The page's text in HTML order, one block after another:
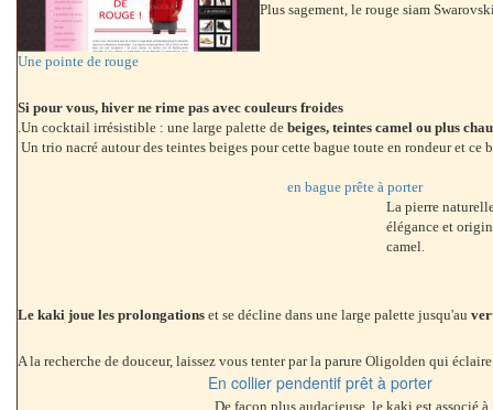
Une pointe de rouge
Plus sagement, le rouge siam
Si pour vous, hiver ne rime pas avec couleurs froides
.Un cocktail irrésistible : une large palette de beiges, teintes camel ou plus
Un trio nacré autour des teintes beiges pour cette bague toute en rondeur et ce
en bague prête à porter
La pierre
élégance et
camel.
Le kaki joue les prolongations et se décline dans une large palette jusqu'au
A la recherche de douceur, laissez vous tenter par la parure Oligolden qui
En collier pendentif prêt à porter
De façon plus audacieuse, le kaki est associé à